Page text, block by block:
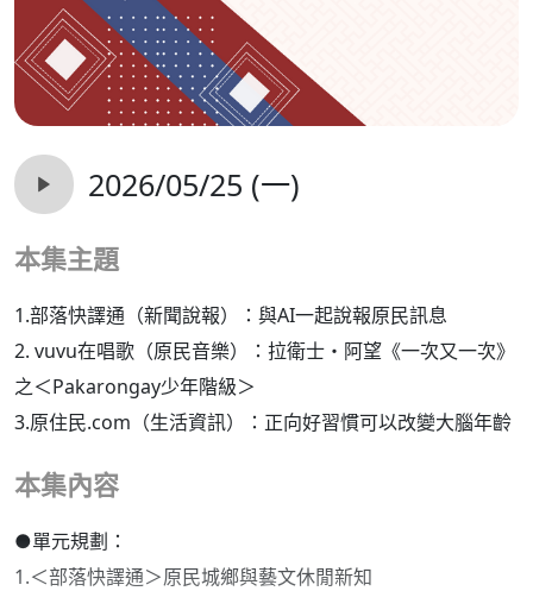
2026/05/25 (一)
本集主題
1.部落快譯通（新聞說報）：與AI一起說報原民訊息
2. vuvu在唱歌（原民音樂）：拉衛士・阿望《一次又一次》
之＜Pakarongay少年階級＞
3.原住民.com（生活資訊）：正向好習慣可以改變大腦年齡
本集內容
●單元規劃：
1.＜部落快譯通＞原民城鄉與藝文休閒新知